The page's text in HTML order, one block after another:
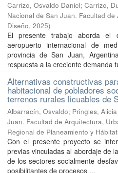
Carrizo, Osvaldo Daniel; Carrizo,
Nacional de San Juan. Facultad
Diseño, 2025)
El presente trabajo aborda el
aeropuerto internacional de
provincia de San Juan,
respuesta a la creciente demanda
Alternativas constructivas
habitacional de pobladores
terrenos rurales licuables de
Albarracín, Osvaldo; Pringles, Alicia
Juan. Facultad de Arquitectura,
Regional de Planeamiento y Hábitat
Con el presente proyecto se
previas vinculadas al abordaje de
de los sectores socialmente
posibilitantes de procesos ...